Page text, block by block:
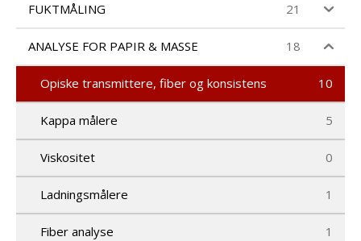
h
FUKTMÅLING 21
ANALYSE FOR PAPIR & MASSE 18
Opiske transmittere, fiber og konsistens 10
Kappa målere 5
Viskositet 0
Ladningsmålere 1
Fiber analyse 1